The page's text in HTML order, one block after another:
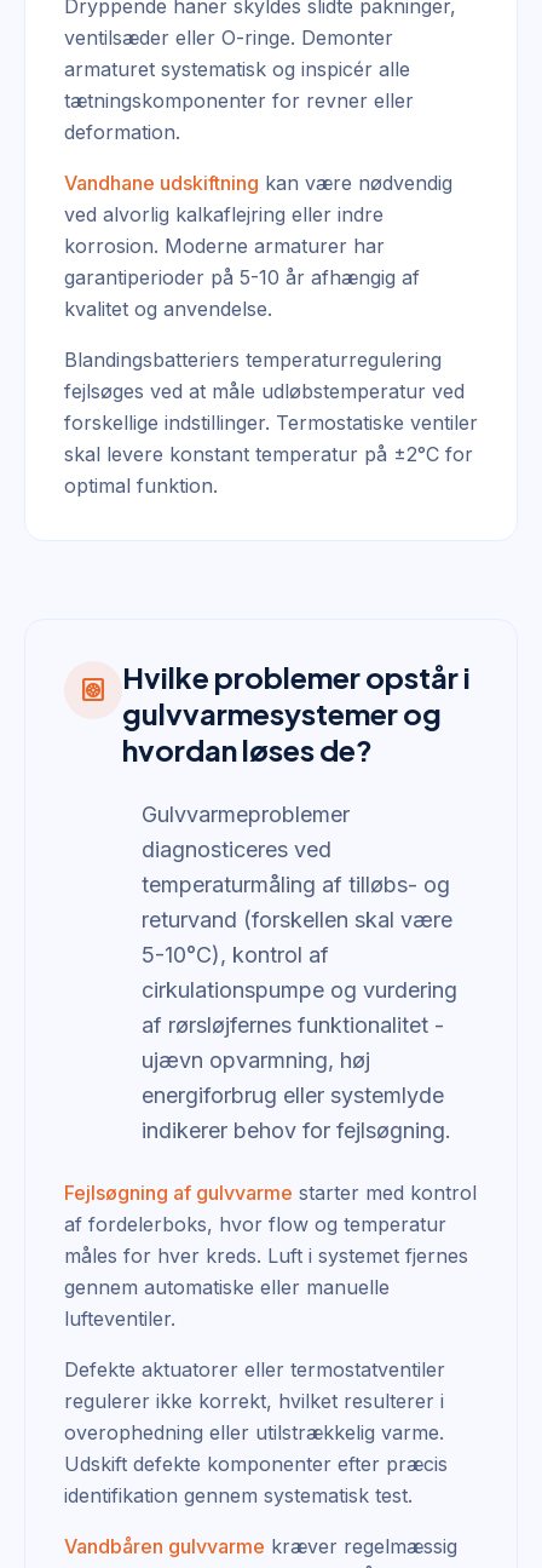
Dryppende haner skyldes slidte pakninger,
ventilsæder eller O-ringe. Demonter
armaturet systematisk og inspicér alle
tætningskomponenter for revner eller
deformation.
Vandhane udskiftning kan være nødvendig
ved alvorlig kalkaflejring eller indre
korrosion. Moderne armaturer har
garantiperioder på 5-10 år afhængig af
kvalitet og anvendelse.
Blandingsbatteriers temperaturregulering
fejlsøges ved at måle udløbstemperatur ved
forskellige indstillinger. Termostatiske ventiler
skal levere konstant temperatur på ±2°C for
optimal funktion.
heat_pump
Hvilke problemer opstår i
gulvvarmesystemer og
hvordan løses de?
Gulvvarmeproblemer
diagnosticeres ved
temperaturmåling af tilløbs- og
returvand (forskellen skal være
5-10°C), kontrol af
cirkulationspumpe og vurdering
af rørsløjfernes funktionalitet -
ujævn opvarmning, høj
energiforbrug eller systemlyde
indikerer behov for fejlsøgning.
Fejlsøgning af gulvvarme starter med kontrol
af fordelerboks, hvor flow og temperatur
måles for hver kreds. Luft i systemet fjernes
gennem automatiske eller manuelle
lufteventiler.
Defekte aktuatorer eller termostatventiler
regulerer ikke korrekt, hvilket resulterer i
overophedning eller utilstrækkelig varme.
Udskift defekte komponenter efter præcis
identifikation gennem systematisk test.
Vandbåren gulvvarme kræver regelmæssig